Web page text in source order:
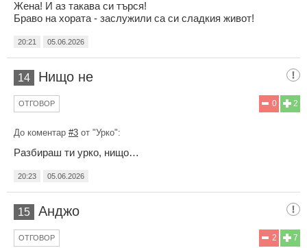
Жена! И аз такава си търся!
Браво на хората - заслужили са си сладкия живот!
20:21 05.06.2026
14 Нищо не
2
0
ОТГОВОР
До коментар #3 от "Урко":
Разбираш ти урко, нищо…
20:23 05.06.2026
15 Анджо
7
2
ОТГОВОР